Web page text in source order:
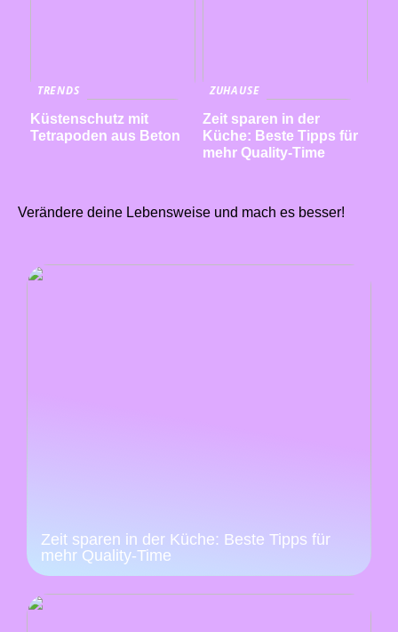
TRENDS
Küstenschutz mit
Tetrapoden aus Beton
ZUHAUSE
Zeit sparen in der
Küche: Beste Tipps für
mehr Quality-Time
Verändere deine Lebensweise und mach es besser!
Zeit sparen in der Küche: Beste Tipps für
mehr Quality-Time